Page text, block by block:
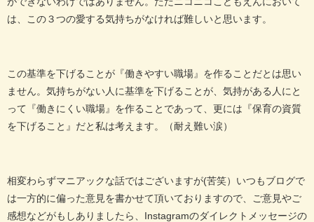
は、この３つの愛する気持ちがなければ難しいと思います。
この基準を下げることが『働きやすい職場』を作ることだとは思い
ません。気持ちがない人に基準を下げることが、気持がある人にと
って『働きにくい職場』を作ることであって、更には『保育の資質
を下げること』だと私は考えます。（耐え難い涙）
相変わらずマニアックな話ではございますが(苦笑）いつもブログで
は一方的に偏った意見を書かせて頂いておりますので、ご意見やご
感想などがもしありましたら、Instagramのダイレクトメッセージの